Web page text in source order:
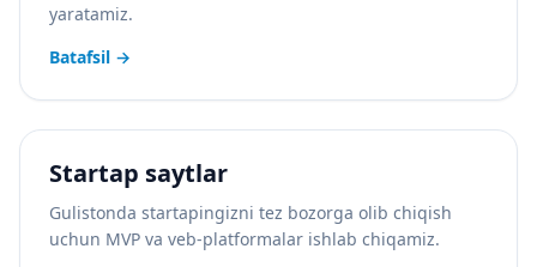
yaratamiz.
Batafsil →
Startap saytlar
Gulistonda startapingizni tez bozorga olib chiqish
uchun MVP va veb-platformalar ishlab chiqamiz.